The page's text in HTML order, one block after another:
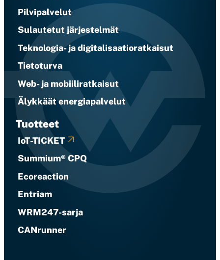
Pilvipalvelut
Sulautetut järjestelmät
Teknologia- ja digitalisaatioratkaisut
Tietoturva
Web- ja mobiiliratkaisut
Älykkäät energiapalvelut
Tuotteet
IoT-TICKET
Summium® CPQ
Ecoreaction
Entriam
WRM247-sarja
CANrunner